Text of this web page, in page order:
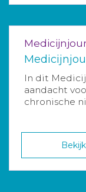
In dit
aandacht
chronische
Bekijk